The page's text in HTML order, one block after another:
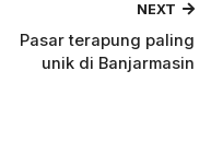
NEXT
Pasar terapung paling
unik di Banjarmasin